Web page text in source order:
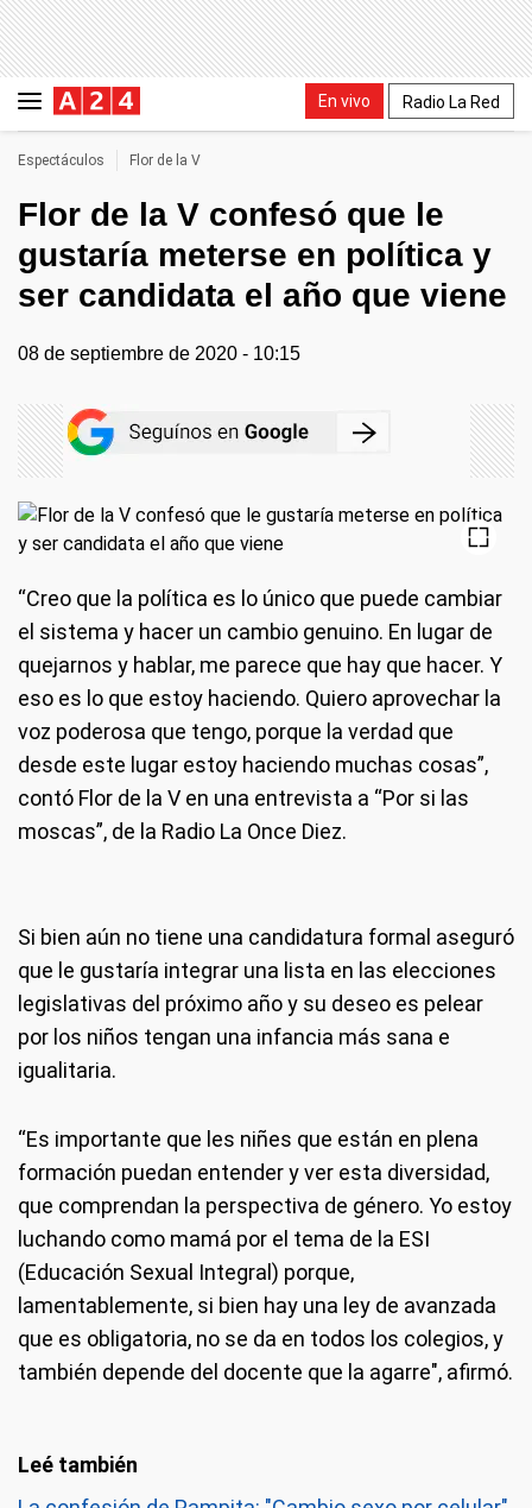
En vivo Radio La Red
Espectáculos Flor de la V
Flor de la V confesó que le
gustaría meterse en política y
ser candidata el año que viene
08 de septiembre de 2020 - 10:15
“Creo que la política es lo único que puede cambiar
el sistema y hacer un cambio genuino. En lugar de
quejarnos y hablar, me parece que hay que hacer. Y
eso es lo que estoy haciendo. Quiero aprovechar la
voz poderosa que tengo, porque la verdad que
desde este lugar estoy haciendo muchas cosas”,
contó Flor de la V en una entrevista a “Por si las
moscas”, de la Radio La Once Diez.
Si bien aún no tiene una candidatura formal aseguró
que le gustaría integrar una lista en las elecciones
legislativas del próximo año y su deseo es pelear
por los niños tengan una infancia más sana e
igualitaria.
“Es importante que les niñes que están en plena
formación puedan entender y ver esta diversidad,
que comprendan la perspectiva de género. Yo estoy
luchando como mamá por el tema de la ESI
(Educación Sexual Integral) porque,
lamentablemente, si bien hay una ley de avanzada
que es obligatoria, no se da en todos los colegios, y
también depende del docente que la agarre", afirmó.